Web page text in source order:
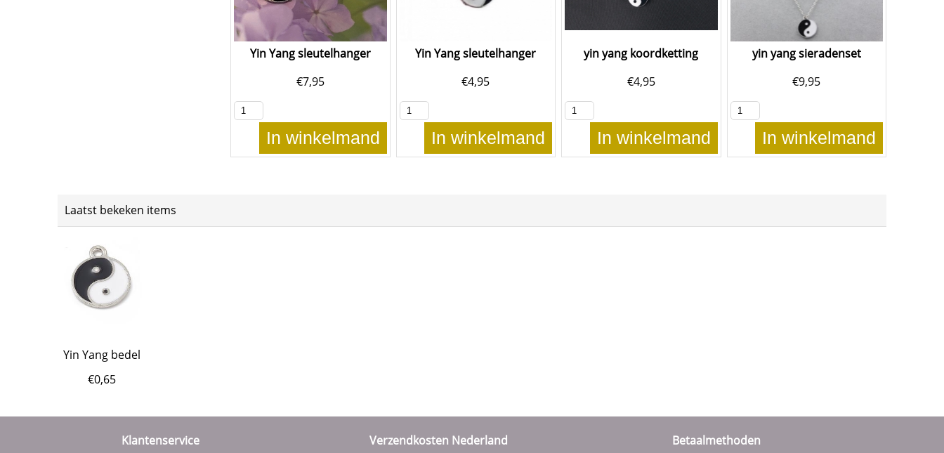
Yin Yang sleutelhanger
€7,95
In winkelmand
Yin Yang sleutelhanger
€4,95
In winkelmand
yin yang koordketting
€4,95
In winkelmand
yin yang sieradenset
€9,95
In winkelmand
Laatst bekeken items
Yin Yang bedel
€0,65
Klantenservice Verzendkosten Nederland Betaalmethoden